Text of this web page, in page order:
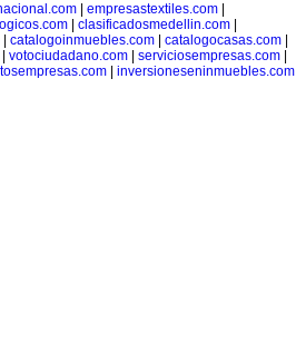
| empresastextiles.com|
clasificadosmedellin.com
catalogoinmuebles.com catalogocasas.com
votociudadano.com| serviciosempresas.com|
| inversioneseninmuebles.com|